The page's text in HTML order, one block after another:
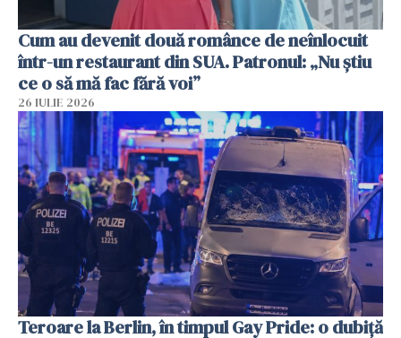
Cum au devenit două românce de neînlocuit
într-un restaurant din SUA. Patronul: „Nu știu
ce o să mă fac fără voi”
26 IULIE 2026
Teroare la Berlin, în timpul Gay Pride: o dubiță